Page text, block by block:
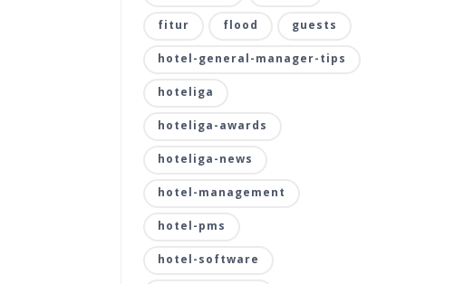
fitur flood guests
hotel-general-manager-tips
hoteliga
hoteliga-awards
hoteliga-news
hotel-management
hotel-pms
hotel-software